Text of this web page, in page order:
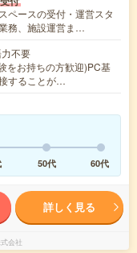
ペースの受付・運営スタ
務、施設運営ま…
不要
をお持ちの方歓迎)PC基
することが…
50代 60代
詳しく見る
会社